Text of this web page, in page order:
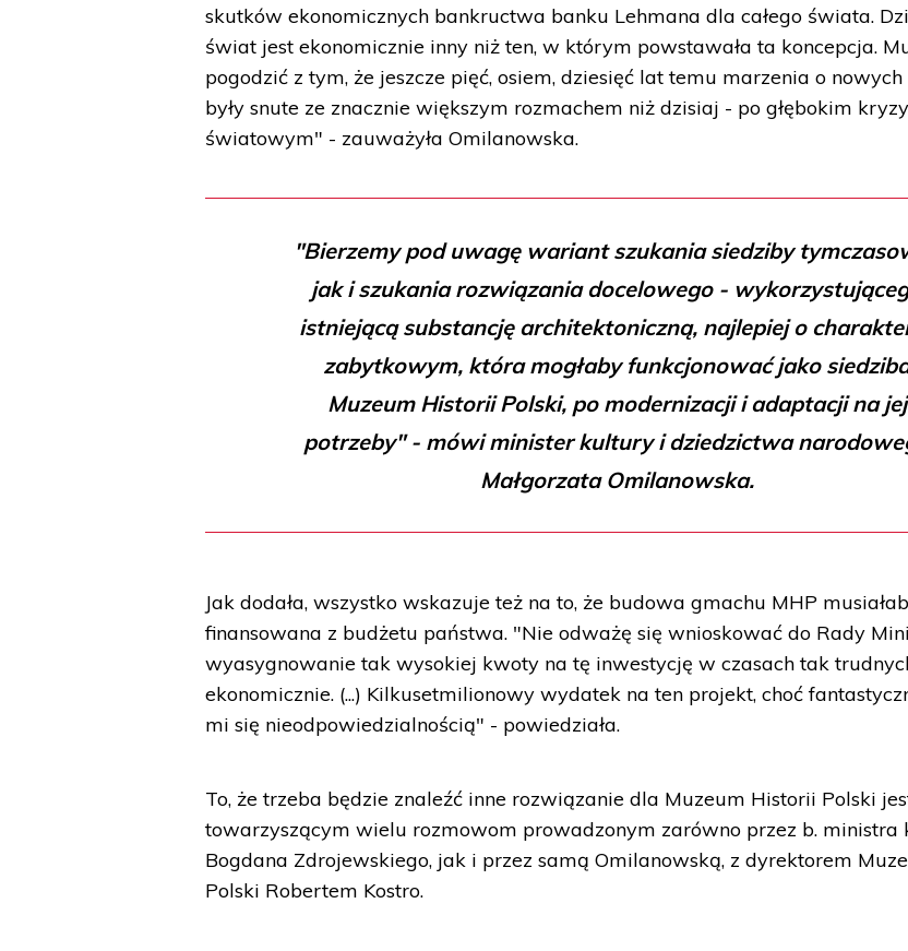
skutków ekonomicznych bankructwa banku Lehmana dla całego świata.
świat jest ekonomicznie inny niż ten, w którym powstawała ta koncepcja.
pogodzić z tym, że jeszcze pięć, osiem, dziesięć lat temu marzenia o
były snute ze znacznie większym rozmachem niż dzisiaj - po głębokim
światowym" - zauważyła Omilanowska.
"Bierzemy pod uwagę wariant szukania siedziby
jak i szukania rozwiązania docelowego -
istniejącą substancję architektoniczną, najlepiej o
zabytkowym, która mogłaby funkcjonować jako
Muzeum Historii Polski, po modernizacji i adaptacji na jej
potrzeby" - mówi minister kultury i dziedzictwa
Małgorzata Omilanowska.
Jak dodała, wszystko wskazuje też na to, że budowa gmachu MHP
finansowana z budżetu państwa. "Nie odważę się wnioskować do Rady
wyasygnowanie tak wysokiej kwoty na tę inwestycję w czasach tak
ekonomicznie. (...) Kilkusetmilionowy wydatek na ten projekt, choć
mi się nieodpowiedzialnością" - powiedziała.
To, że trzeba będzie znaleźć inne rozwiązanie dla Muzeum Historii Polski
towarzyszącym wielu rozmowom prowadzonym zarówno przez b. ministra
Bogdana Zdrojewskiego, jak i przez samą Omilanowską, z dyrektorem
Polski Robertem Kostro.